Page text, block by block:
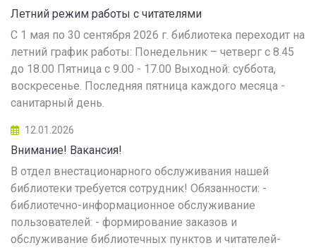
Летний режим работы с читателями
С 1 мая по 30 сентября 2026 г. библиотека переходит на
летний график работы: Понедельник – четверг с 8.45
до 18.00 Пятница с 9.00 - 17.00 Выходной: суббота,
воскресенье. Последняя пятница каждого месяца -
санитарный день.
12.01.2026
Внимание! Вакансия!
В отдел внестационарного обслуживания нашей
библиотеки требуется сотрудник! Обязанности: -
библиотечно-информационное обслуживание
пользователей: - формирование заказов и
обслуживание библиотечных пунктов и читателей-